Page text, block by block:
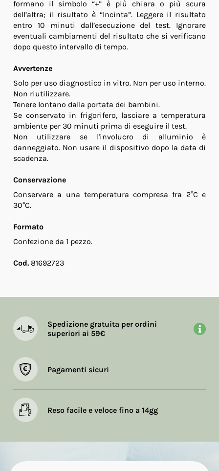
formano il simbolo “+” è più chiara o più scura
dell’altra; il risultato è “Incinta”. Leggere il risultato
entro 10 minuti dall’esecuzione del test. Ignorare
eventuali cambiamenti del risultato che si verificano
dopo questo intervallo di tempo.
Avvertenze
Solo per uso diagnostico in vitro. Non per uso interno.
Non riutilizzare.
Tenere lontano dalla portata dei bambini.
Se conservato in frigorifero, lasciare a temperatura
ambiente per 30 minuti prima di eseguire il test.
Non utilizzare se l'involucro di alluminio è
danneggiato. Non usare il dispositivo dopo la data di
scadenza.
Conservazione
Conservare a una temperatura compresa fra 2°C e
30°C.
Formato
Confezione da 1 pezzo.
Cod.81692723
Spedizione gratuita per ordini
superiori ai 59€
Pagamenti sicuri
Reso facile e veloce fino a 14gg